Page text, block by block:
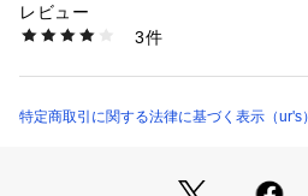
◆FABRIC
さらっとしたカットソー素材で快適
裾をボトムにインして今年らしく着
商品番号：
BDXT0214 （ショップ）
レビュー
3件
特定商取引に関する法律に基づく表示（ur's）